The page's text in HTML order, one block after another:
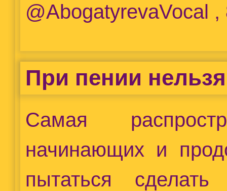
@AbogatyrevaVocal
При пении
Самая
начинающих и
пытаться